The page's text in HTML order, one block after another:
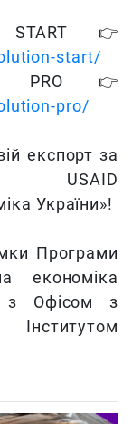
START 👉
start/
PRO 👉
pro/
експорт за
USAID
України»!
Програми
економіка
з Офісом з